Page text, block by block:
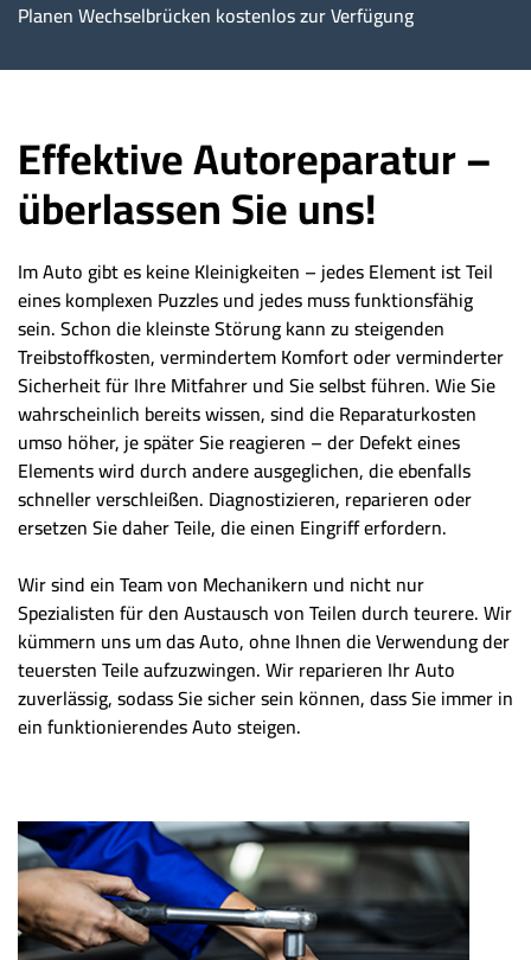
Planen Wechselbrücken kostenlos zur Verfügung
Effektive Autoreparatur –
überlassen Sie uns!
Im Auto gibt es keine Kleinigkeiten – jedes Element ist Teil
eines komplexen Puzzles und jedes muss funktionsfähig
sein. Schon die kleinste Störung kann zu steigenden
Treibstoffkosten, vermindertem Komfort oder verminderter
Sicherheit für Ihre Mitfahrer und Sie selbst führen. Wie Sie
wahrscheinlich bereits wissen, sind die Reparaturkosten
umso höher, je später Sie reagieren – der Defekt eines
Elements wird durch andere ausgeglichen, die ebenfalls
schneller verschleißen. Diagnostizieren, reparieren oder
ersetzen Sie daher Teile, die einen Eingriff erfordern.
Wir sind ein Team von Mechanikern und nicht nur
Spezialisten für den Austausch von Teilen durch teurere. Wir
kümmern uns um das Auto, ohne Ihnen die Verwendung der
teuersten Teile aufzuzwingen. Wir reparieren Ihr Auto
zuverlässig, sodass Sie sicher sein können, dass Sie immer in
ein funktionierendes Auto steigen.